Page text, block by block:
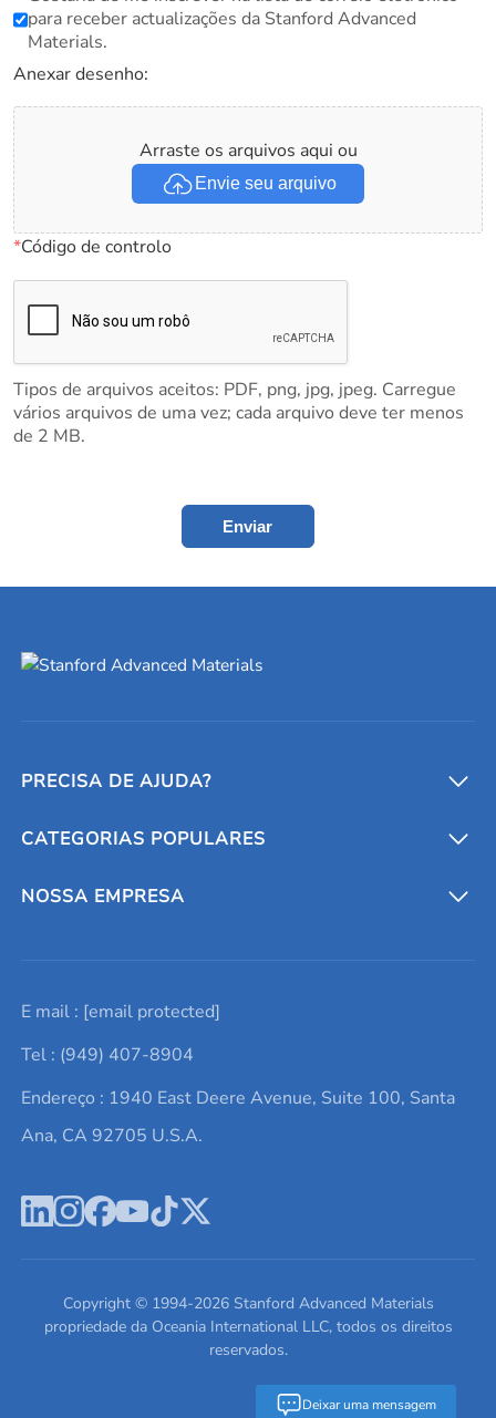
para receber actualizações da Stanford Advanced
Materials.
Anexar desenho:
Arraste os arquivos aqui ou
Envie seu arquivo
*Código de controlo
Tipos de arquivos aceitos: PDF, png, jpg, jpeg. Carregue
vários arquivos de uma vez; cada arquivo deve ter menos
de 2 MB.
Enviar
Deixar uma mensagem
PRECISA DE AJUDA?
Conversores e calculadoras
Entre em contato conosco
Lista de consultas
Termos e Condições
Política de Privacidade
CATEGORIAS POPULARES
Metais refratários
Elementos de terras raras
Alvos de pulverização catódica
Ácido hialurônico
NOSSA EMPRESA
Promoções atuais
Notícias e blogs
Estudos de caso
Escreva para nós
E mail : [email protected]
Tel : (949) 407-8904
Endereço : 1940 East Deere Avenue, Suite 100, Santa
Ana, CA 92705 U.S.A.
Copyright © 1994-2026Stanford Advanced Materials
propriedade da Oceania International LLC, todos os direitos
reservados.